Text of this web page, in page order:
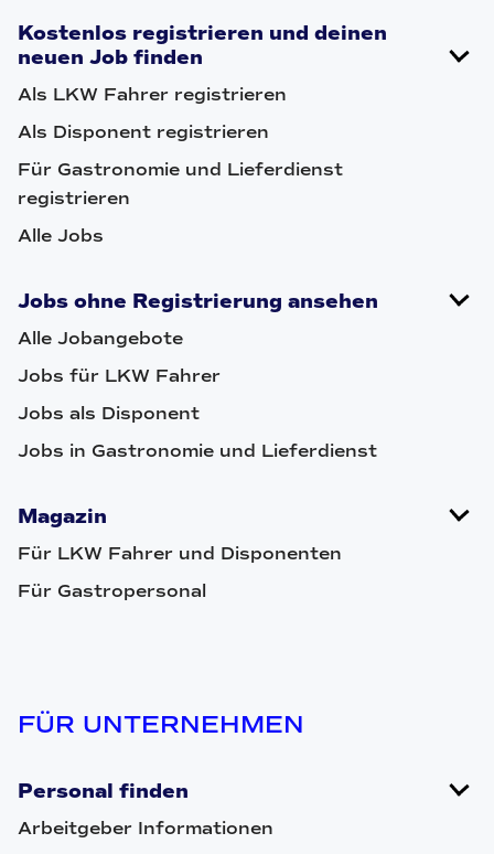
Kostenlos registrieren und deinen
neuen Job finden
Als LKW Fahrer registrieren
Als Disponent registrieren
Für Gastronomie und Lieferdienst
registrieren
Alle Jobs
Jobs ohne Registrierung ansehen
Alle Jobangebote
Jobs für LKW Fahrer
Jobs als Disponent
Jobs in Gastronomie und Lieferdienst
Magazin
Für LKW Fahrer und Disponenten
Für Gastropersonal
FÜR UNTERNEHMEN
Personal finden
Arbeitgeber Informationen